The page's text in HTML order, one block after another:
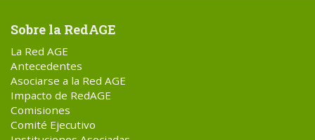
Sobre la RedAGE
La Red AGE
Antecedentes
Asociarse a la Red AGE
Impacto de RedAGE
Comisiones
Comité Ejecutivo